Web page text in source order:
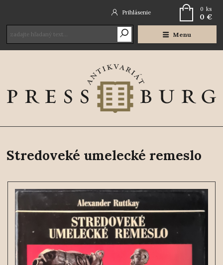
Menu
Prihlásenie 0 ks
0 €
Stredoveké umelecké remeslo